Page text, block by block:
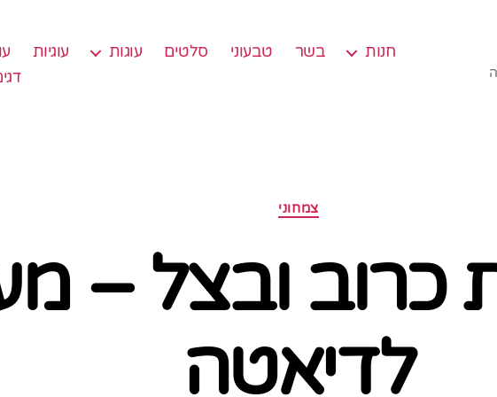
חנות בשר טבעוני סלטים עוגות עוגיות
קטגוריותצמחוני
כרוב ובצל –
לדיאטה